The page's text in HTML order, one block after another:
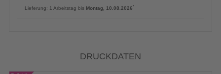
Lieferung: 1 Arbeitstag bis Montag, 10.08.2026*
DRUCKDATEN